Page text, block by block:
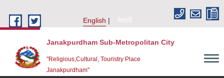
English
नेपाली
Janakpurdham Sub-Metropolitan City
"Religious,Cultural, Touristry Place
Janakpurdham"